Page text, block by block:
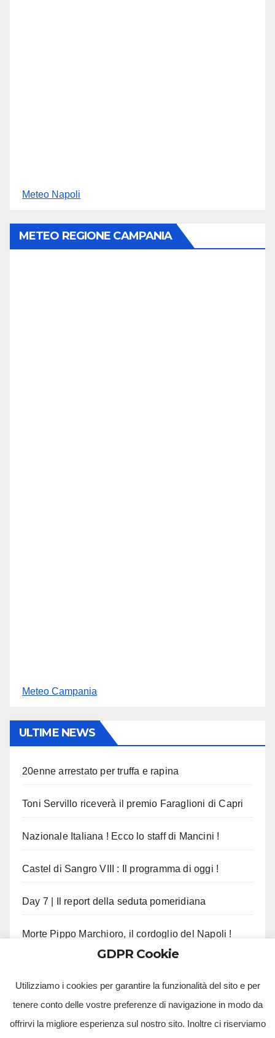
Meteo Napoli
METEO REGIONE CAMPANIA
Meteo Campania
ULTIME NEWS
20enne arrestato per truffa e rapina
Toni Servillo riceverà il premio Faraglioni di Capri
Nazionale Italiana ! Ecco lo staff di Mancini !
Castel di Sangro VIII : Il programma di oggi !
Day 7 | Il report della seduta pomeridiana
Morte Pippo Marchioro, il cordoglio del Napoli !
GDPR Cookie
Utilizziamo i cookies per garantire la funzionalità del sito e per
tenere conto delle vostre preferenze di navigazione in modo da
offrirvi la migliore esperienza sul nostro sito. Inoltre ci riserviamo